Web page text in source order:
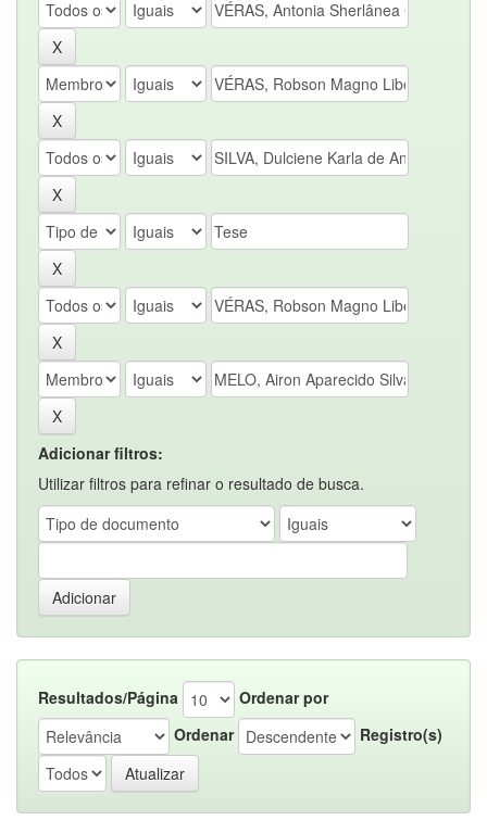
Adicionar filtros:
Utilizar filtros para refinar o resultado de busca.
Resultados/Página
Ordenar por
Ordenar
Registro(s)